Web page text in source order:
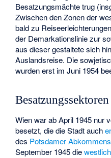
Besatzungsmächte trug
Zwischen den Zonen der
bald zu
der Demarkationslinie zur
aus dieser gestaltete sich
Auslandsreise. Die
wurden erst im Juni 1954
Wien war ab April 1945 nur
besetzt, die die Stadt auch
des Potsdamer Abkommens
September 1945 die